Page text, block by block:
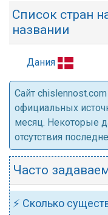
Список стран
названии
Дания
Cайт
официальных
месяц. Некоторые
отсутствия
Часто
⚡ Сколько